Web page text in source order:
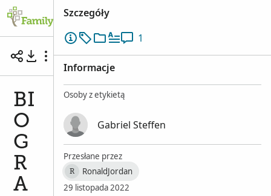
BIOGRAPHY
BI
O
G
R
A
Szczegóły
1
Informacje
Osoby z etykietą
Gabriel Steffen
Przesłane przez
R
RonaldJordan
29 listopada 2022